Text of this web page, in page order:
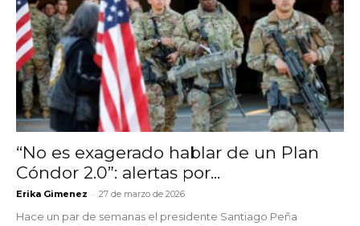
“No es exagerado hablar de un Plan
Cóndor 2.0”: alertas por...
Erika Gimenez - 27 de marzo de 2026
Hace un par de semanas el presidente Santiago Peña